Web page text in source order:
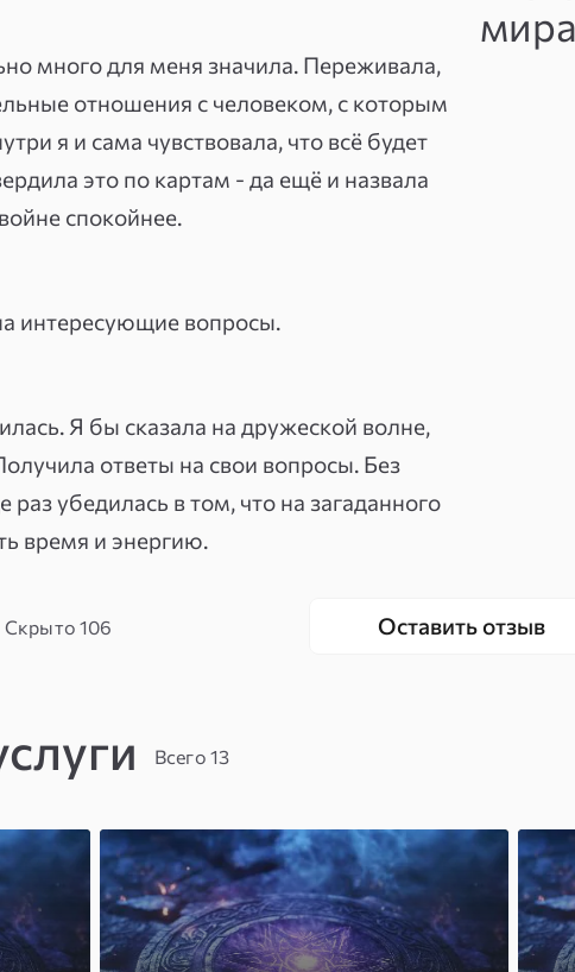
тётя. Быстро заметила: ответы
прошла профессиональное
подход.
ситуацию последовательно: карты
реальные риски и точки, где
обращаются с вопросами об
карьерным выбором, сменой работы,
переездами и важными решениями.
Никаких «всё плохо» без
не тревогу.
ответ — просто боялась его
много для меня значила. Переживала,
отношения с человеком, с которым
я и сама чувствовала, что всё будет
это по картам - да ещё и назвала
спокойнее.
интересующие вопросы.
Я бы сказала на дружеской волне,
ответы на свои вопросы. Без
убедилась в том, что на загаданного
время и энергию.
Скрыто106 Оставить отзыв
Всего 13